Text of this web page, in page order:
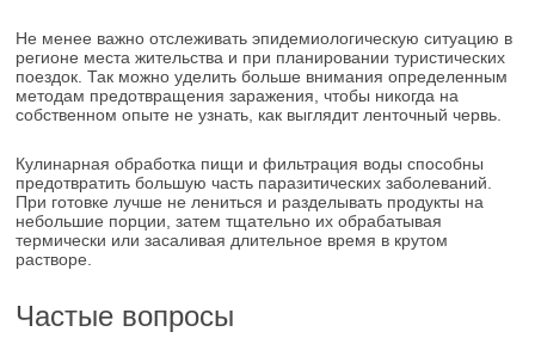
Не менее важно отслеживать эпидемиологическую ситуацию в
регионе места жительства и при планировании туристических
поездок. Так можно уделить больше внимания определенным
методам предотвращения заражения, чтобы никогда на
собственном опыте не узнать, как выглядит ленточный червь.
Кулинарная обработка пищи и фильтрация воды способны
предотвратить большую часть паразитических заболеваний.
При готовке лучше не лениться и разделывать продукты на
небольшие порции, затем тщательно их обрабатывая
термически или засаливая длительное время в крутом
растворе.
Частые вопросы